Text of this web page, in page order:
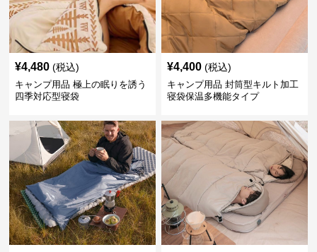
¥4,480 (税込)
キャンプ用品 極上の眠りを誘う
四季対応型寝袋
¥4,400 (税込)
キャンプ用品 封筒型キルト加工
寝袋保温多機能タイプ